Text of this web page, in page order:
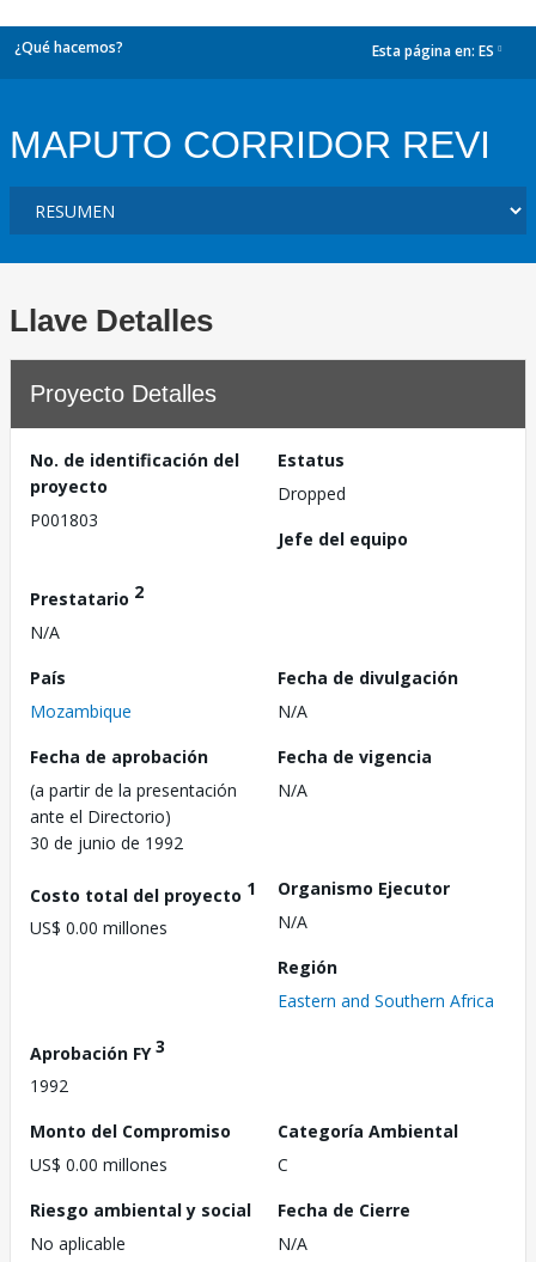
¿Qué hacemos? Esta página en: ES
MAPUTO CORRIDOR REVI
Llave Detalles
Proyecto Detalles
No. de identificación del
proyecto
P001803
Estatus
Dropped
Jefe del equipo
Prestatario 2
N/A
País
Mozambique
Fecha de divulgación
N/A
Fecha de aprobación
(a partir de la presentación
ante el Directorio)
30 de junio de 1992
Fecha de vigencia
N/A
Costo total del proyecto 1
US$ 0.00 millones
Organismo Ejecutor
N/A
Región
Eastern and Southern Africa
Aprobación FY3
1992
Monto del Compromiso
US$ 0.00 millones
Categoría Ambiental
C
Riesgo ambiental y social
No aplicable
Fecha de Cierre
N/A